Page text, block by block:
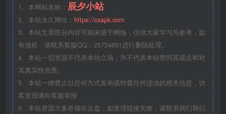
1、本网站名称： 辰夕小站
2、本站永久网址： https://cxapk.com
3、本站文章部分内容可能来源于网络，仅供大家学习与参考，如
有侵权，请联系客服QQ：25734631进行删除处理。
4、本站一切资源不代表本站立场，并不代表本站赞同其观点和对
其真实性负责。
5、本站一律禁止以任何方式发布或转载任何违法的相关信息，访
客发现请向客服举报
6、本站资源大多存储在云盘，如发现链接失效，请联系我们我们